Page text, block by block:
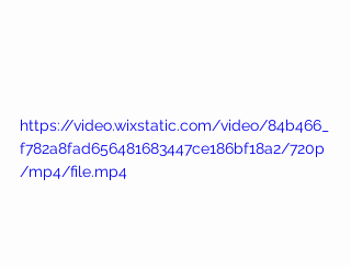
https://video.wixstatic.com/video/84b466_
f782a8fad656481683447ce186bf18a2/720p
/mp4/file.mp4